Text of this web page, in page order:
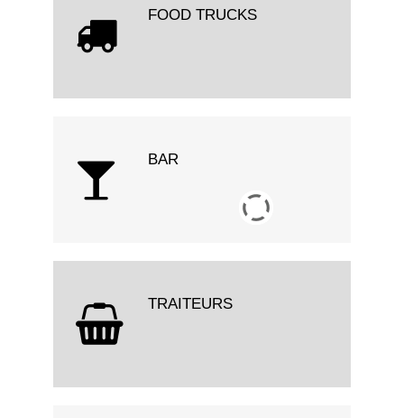
FOOD TRUCKS
BAR
TRAITEURS